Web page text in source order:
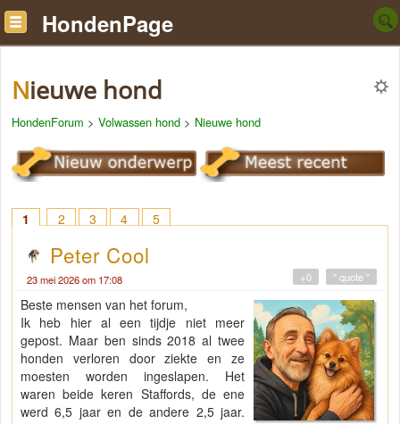
HondenPage
Nieuwe hond
HondenForum > Volwassen hond > Nieuwe hond
1 2 3 4 5
Peter Cool
23 mei 2026 om 17:08 " quote "
+0
Beste mensen van het forum,
Ik heb hier al een tijdje niet meer
gepost. Maar ben sinds 2018 al twee
honden verloren door ziekte en ze
moesten worden ingeslapen. Het
waren beide keren Staffords, de ene
werd 6,5 jaar en de andere 2,5 jaar.